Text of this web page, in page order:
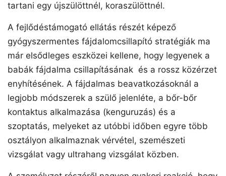
tartani egy újszülöttnél, koraszülöttnél.
A fejlődéstámogató ellátás részét képező
gyógyszermentes fájdalomcsillapító stratégiák ma
már elsődleges eszközei kellene, hogy legyenek a
babák fájdalma csillapításának és a rossz közérzet
enyhítésének. A fájdalmas beavatkozásoknál a
legjobb módszerek a szülő jelenléte, a bőr-bőr
kontaktus alkalmazása (kenguruzás) és a
szoptatás, melyeket az utóbbi időben egyre több
osztályon alkalmaznak vérvétel, szemészeti
vizsgálat vagy ultrahang vizsgálat közben.